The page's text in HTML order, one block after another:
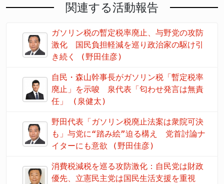
関連する活動報告
ガソリン税の暫定税率廃止、与野党の攻防
激化 国民負担軽減を巡り政治家の駆け引
き続く (野田佳彦)
自民・森山幹事長がガソリン税「暫定税率
廃止」を示唆 泉代表「匂わせ発言は無責
任」 (泉健太)
野田代表「ガソリン税廃止法案は衆院可決
も」与党に“踏み絵”迫る構え 党首討論ナ
イターにも意欲 (野田佳彦)
消費税減税を巡る攻防激化：自民党は財政
優先、立憲民主党は国民生活支援を重視